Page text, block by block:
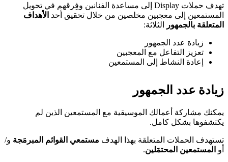
تهدف حملات Display إلى مساعدة الفنانين وفِرقهم في تحويل
المستمعين إلى معجبين مخلصين من خلال تحقيق أحد الأهداف
المتعلقة بالجمهور
الثلاثة:
زيادة عدد الجمهور
تعزيز التفاعل مع المعجبين
إعادة النشاط إلى المستمعين
زيادة عدد الجمهور
يمكنك مشاركة أعمالك الموسيقية مع المستمعين الذين لم
يكتشفوها بشكل كامل.
تستهدف الحملات المتعلقة بهذا الهدف مستمعي القوائم المبرمَجة و/
أو المستمعين المحتمَلين.